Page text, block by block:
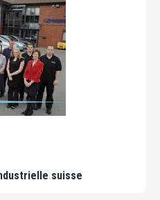
suisse